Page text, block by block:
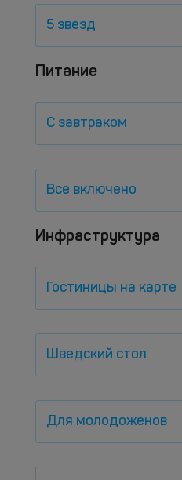
5 звезд
Питание
С завтраком
Все включено
Инфраструктура
Гостиницы на карте
Шведский стол
Для молодоженов